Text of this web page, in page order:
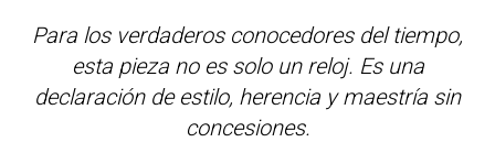
Para los verdaderos conocedores del tiempo,
esta pieza no es solo un reloj. Es una
declaración de estilo, herencia y maestría sin
concesiones.